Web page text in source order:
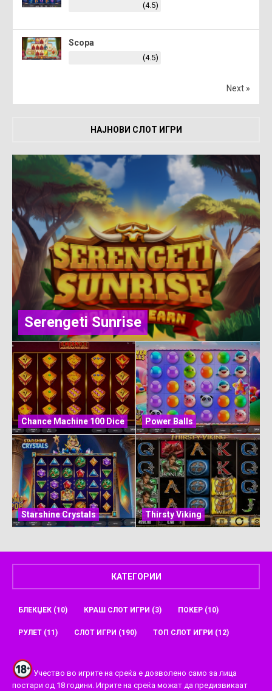
(4.5)
Scopa
(4.5)
Next »
НАЈНОВИ СЛОТ ИГРИ
Serengeti Sunrise
Chance Machine 100 Dice Power Balls
Starshine Crystals Thirsty Viking
КАТЕГОРИИ
БЛЕКЏЕК (10) КРАШ СЛОТ ИГРИ (3) ПОКЕР (10)
РУЛЕТ (11) СЛОТ ИГРИ (190) ТОП СЛОТ ИГРИ (12)
Учество во игрите на среќа е дозволено само за лица
постари од 18 години. Игрите на среќа можат да предизвикаат